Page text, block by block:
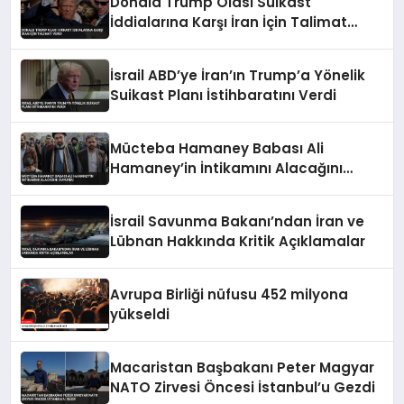
İddialarına Karşı İran İçin Talimat
İsrail ABD’ye İran’ın Trump’a Yönelik
Suikast Planı İstihbaratını Verdi
Mücteba Hamaney Babası Ali
Hamaney’in İntikamını Alacağını
İsrail Savunma Bakanı’ndan İran ve
Lübnan Hakkında Kritik Açıklamalar
Avrupa Birliği nüfusu 452 milyona
yükseldi
Macaristan Başbakanı Peter Magyar
NATO Zirvesi Öncesi İstanbul’u Gezdi